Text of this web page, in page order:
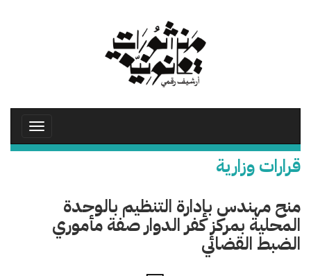
Toggle
قرارات وزارية
منح مهندس بإدارة التنظيم بالوحدة
المحلية بمركز كفر الدوار صفة مأموري
الضبط القضائي